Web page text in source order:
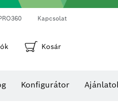
Kapcsolat
Kosár
Konfigurátor